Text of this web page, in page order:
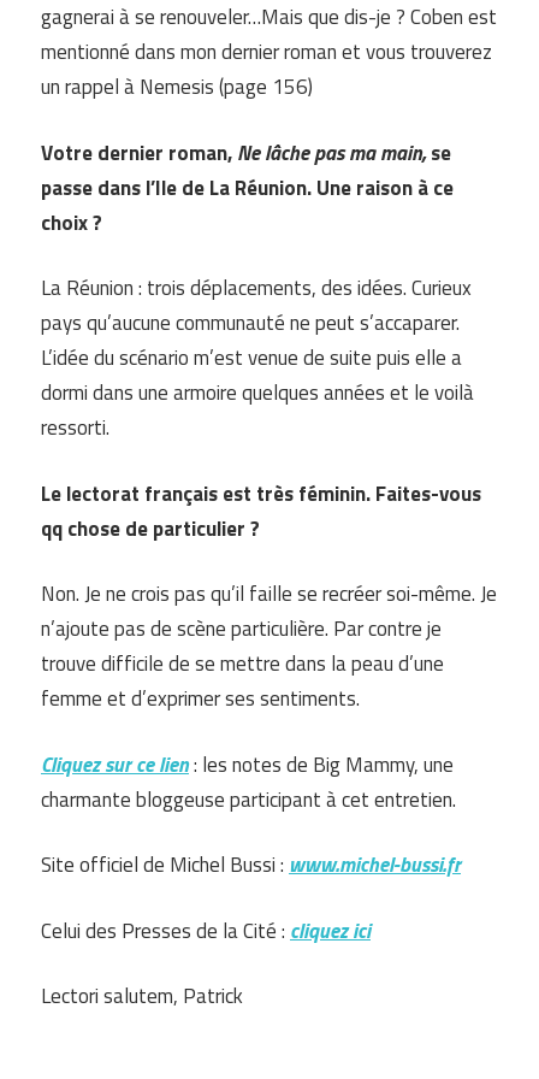
gagnerai à se renouveler…Mais que dis-je ? Coben est
mentionné dans mon dernier roman et vous trouverez
un rappel à Nemesis (page 156)
Votre dernier roman,Ne lâche pas ma main,se
passe dans l’Ile de La Réunion. Une raison à ce
choix ?
La Réunion : trois déplacements, des idées. Curieux
pays qu’aucune communauté ne peut s’accaparer.
L’idée du scénario m’est venue de suite puis elle a
dormi dans une armoire quelques années et le voilà
ressorti.
Le lectorat français est très féminin. Faites-vous
qq chose de particulier ?
Non. Je ne crois pas qu’il faille se recréer soi-même. Je
n’ajoute pas de scène particulière. Par contre je
trouve difficile de se mettre dans la peau d’une
femme et d’exprimer ses sentiments.
Cliquez sur ce lien: les notes de Big Mammy, une
charmante bloggeuse participant à cet entretien.
Site officiel de Michel Bussi : www.michel-bussi.fr
Celui des Presses de la Cité : cliquez ici
Lectori salutem, Patrick